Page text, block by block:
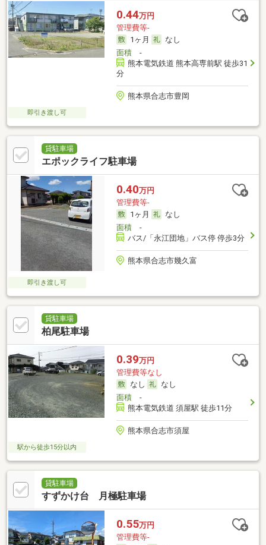
0.44万円
管理費等-
1ヶ月
なし
面積-
熊本電気鉄道 熊本高専前駅 徒歩31
分
熊本県合志市豊岡
即引き渡し可
貸駐車場
エポックライフ駐車場
0.40万円
管理費等-
1ヶ月
なし
面積-
バス/「永江団地」バス停 停歩3分
熊本県合志市幾久富
即引き渡し可
貸駐車場
柏尾駐車場
0.39万円
管理費等なし
なし
なし
面積-
熊本電気鉄道 須屋駅 徒歩11分
熊本県合志市須屋
駅から徒歩15分以内
貸駐車場
すずかけ台 月極駐車場
0.55万円
管理費等-